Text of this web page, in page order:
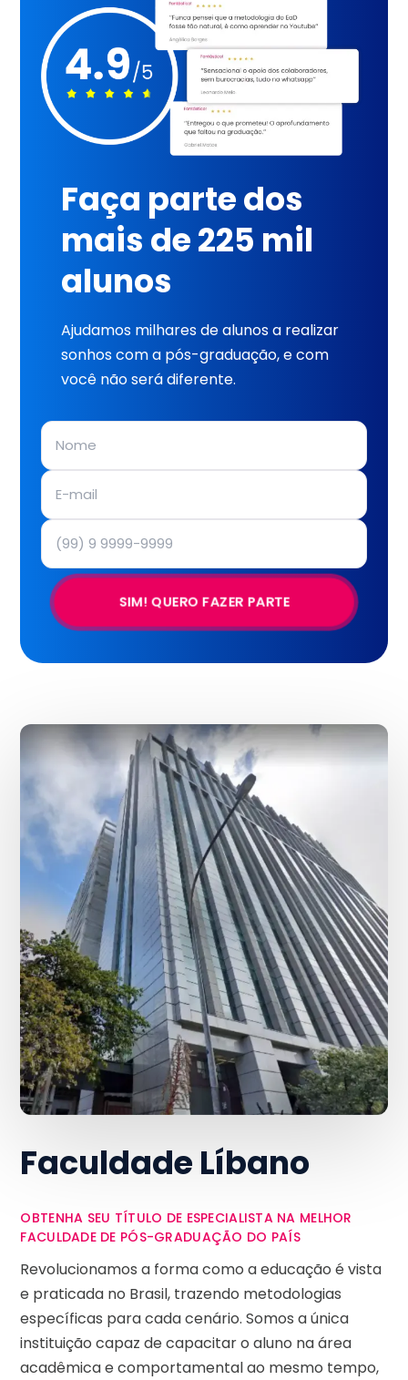
Faça parte dos
mais de 225 mil
alunos
Ajudamos milhares de alunos a realizar
sonhos com a pós-graduação, e com
você não será diferente.
SIM! QUERO FAZER PARTE
Faculdade Líbano
OBTENHA SEU TÍTULO DE ESPECIALISTA NA MELHOR
FACULDADE DE PÓS-GRADUAÇÃO DO PAÍS
Revolucionamos a forma como a educação é vista
e praticada no Brasil, trazendo metodologias
específicas para cada cenário. Somos a única
instituição capaz de capacitar o aluno na área
acadêmica e comportamental ao mesmo tempo,